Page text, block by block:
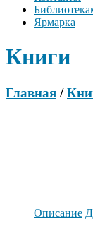
Ярмарка
Книги
Главная /
Описание